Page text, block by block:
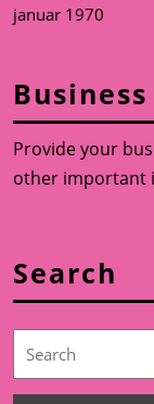
januar 1970
Provide your
other important
Search
Search
for: